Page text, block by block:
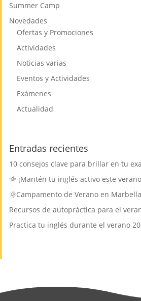
Summer Camp
Novedades
Ofertas y Promociones
Actividades
Noticias varias
Eventos y Actividades
Exámenes
Actualidad
Entradas recientes
10 consejos clave para brillar en tu
🌞 ¡Mantén tu inglés activo este
🌞Campamento de Verano en
Recursos de autopráctica para el
Practica tu inglés durante el verano